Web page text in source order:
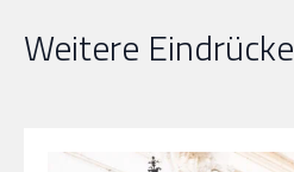
Weitere Eindrücke